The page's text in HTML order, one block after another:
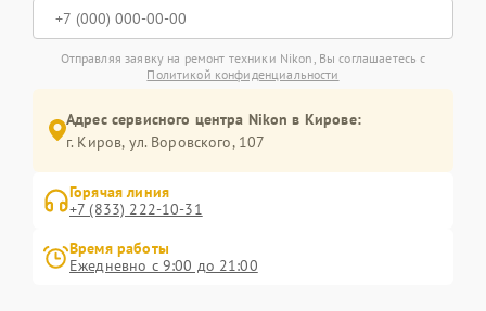
Отправляя заявку на ремонт техники Nikon, Вы соглашаетесь с
Политикой конфиденциальности
Адрес сервисного центра Nikon в Кирове:
г. Киров, ул. Воровского, 107
Горячая линия
+7 (833) 222-10-31
Время работы
Ежедневно с 9:00 до 21:00